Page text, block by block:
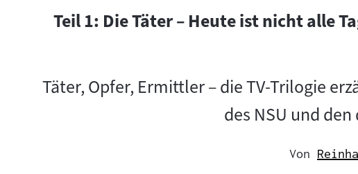
Teil 1: Die Täter – Heute ist nicht alle
Täter, Opfer, Ermittler – die TV-Trilogie
des NSU und
Von